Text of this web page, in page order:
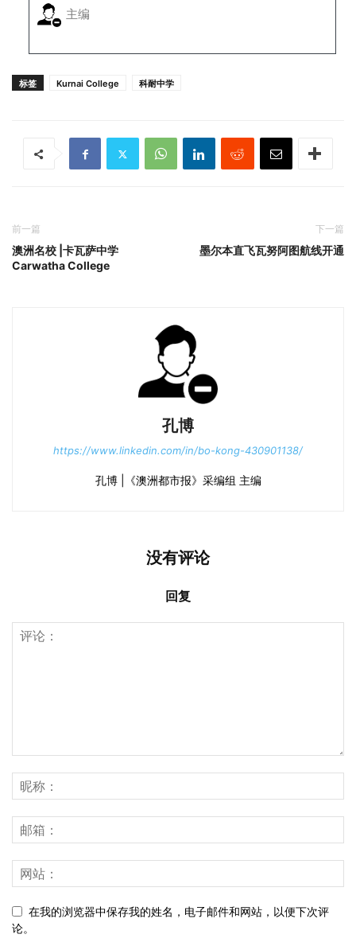
主编
标签 Kurnai College 科耐中学
前一篇
澳洲名校 |卡瓦萨中学
Carwatha College
下一篇
墨尔本直飞瓦努阿图航线开通
孔博
https://www.linkedin.com/in/bo-kong-430901138/
孔博 |《澳洲都市报》采编组 主编
没有评论
回复
在我的浏览器中保存我的姓名，电子邮件和网站，以便下次评
论。